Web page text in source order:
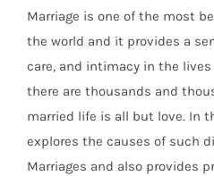
Marriage is one of the most
the world and it provides a
care, and intimacy in the
there are thousands and
married life is all but love. In
explores the causes of such
Marriages and also provides